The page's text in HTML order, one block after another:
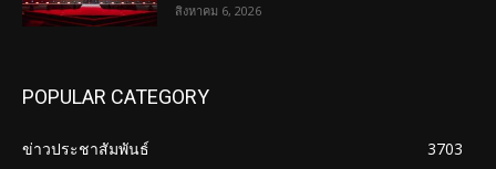
สิงหาคม 6, 2026
POPULAR CATEGORY
ข่าวประชาสัมพันธ์
3703